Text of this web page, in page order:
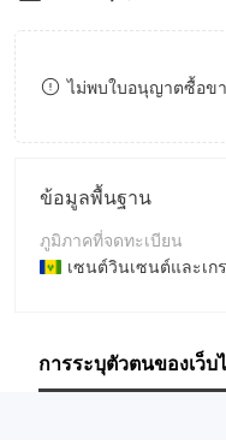
8
9
6
7
7
8
ไม่พบใบอนุญาตซื้อขา
ข้อมูลพื้นฐาน
ภูมิภาคที่จดทะเบียน
เซนต์วินเซนต์และเก
ชื่อบริษัท
การระบุตัวตนของเว็บ